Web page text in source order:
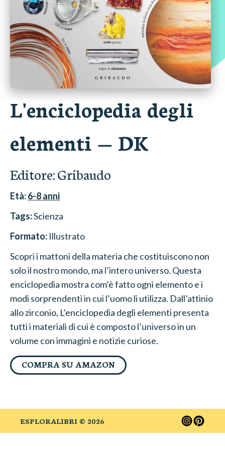
L'enciclopedia degli
elementi — DK
Editore:Gribaudo
Età:6-8anni
Tags:Scienza
Formato: Illustrato
Scopri i mattoni della materia che costituiscono non
solo il nostro mondo, ma l’intero universo. Questa
enciclopedia mostra com’è fatto ogni elemento e i
modi sorprendenti in cui l’uomo li utilizza. Dall’attinio
allo zirconio, L’enciclopedia degli elementi presenta
tutti i materiali di cui è composto l’universo in un
volume con immagini e notizie curiose.
COMPRA SU AMAZON
ESPLORALIBRI © 2026